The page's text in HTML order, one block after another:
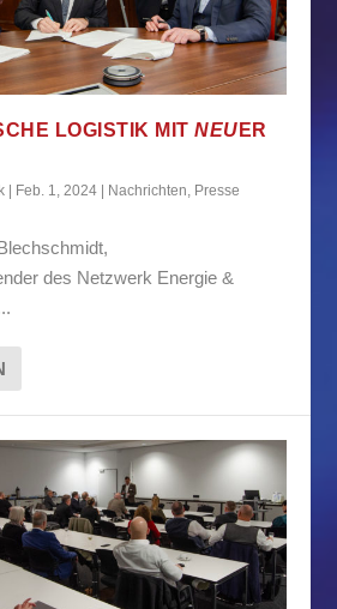
LOGISTIK MITNEU ER
| Feb. 1, 2024 | Nachrichten Presse
des Netzwerk Energie &